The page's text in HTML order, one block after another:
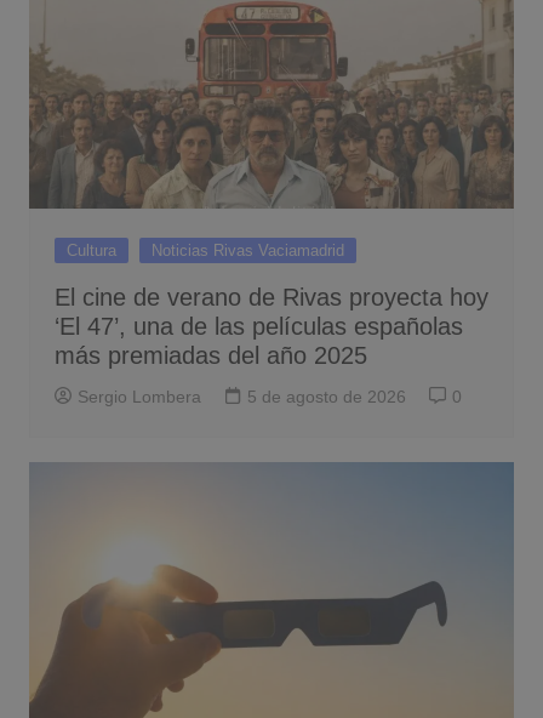
Cultura Noticias Rivas Vaciamadrid
El cine de verano de Rivas proyecta hoy
‘El 47’, una de las películas españolas
más premiadas del año 2025
Sergio Lombera 5 de agosto de 2026 0